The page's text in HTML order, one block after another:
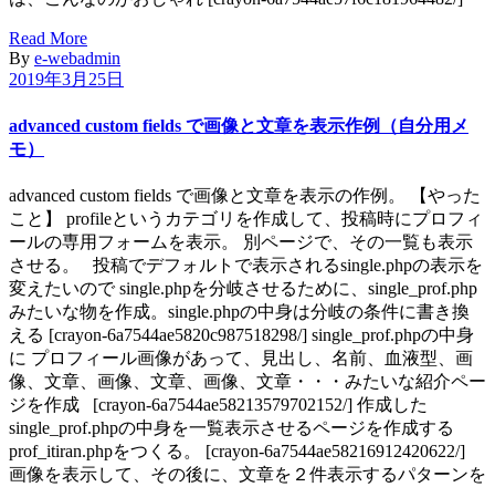
Read More
By e-webadmin
2019年3月25日
advanced custom fields で画像と文章を表示作例（自分用メ
モ）
advanced custom fields で画像と文章を表示の作例。 【やった
こと】 profileというカテゴリを作成して、投稿時にプロフィ
ールの専用フォームを表示。 別ページで、その一覧も表示
させる。 投稿でデフォルトで表示されるsingle.phpの表示を
変えたいので single.phpを分岐させるために、single_prof.php
みたいな物を作成。single.phpの中身は分岐の条件に書き換
える [crayon-6a7544ae5820c987518298/] single_prof.phpの中身
に プロフィール画像があって、見出し、名前、血液型、画
像、文章、画像、文章、画像、文章・・・みたいな紹介ペー
ジを作成 [crayon-6a7544ae58213579702152/] 作成した
single_prof.phpの中身を一覧表示させるページを作成する
prof_itiran.phpをつくる。 [crayon-6a7544ae58216912420622/]
画像を表示して、その後に、文章を２件表示するパターンを